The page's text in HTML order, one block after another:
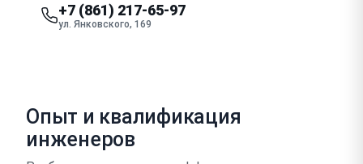
+7 (861) 217-65-97
ул. Янковского, 169
Опыт и квалификация
инженеров